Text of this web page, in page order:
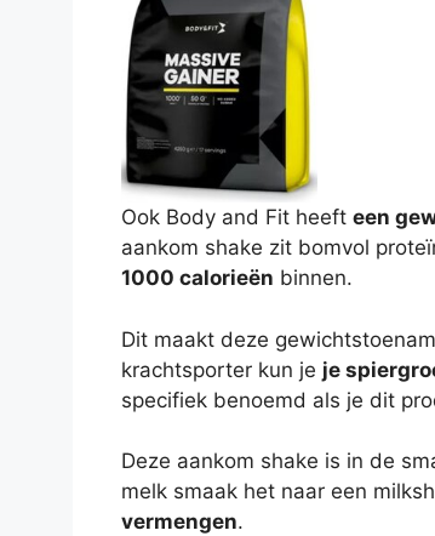
Ook Body and Fit heeft een
aankom shake zit bomvol
1000 calorieën binnen.
Dit maakt deze
krachtsporter kun je je
specifiek benoemd als je dit
Deze aankom shake is in de
melk smaak het naar een
vermengen.